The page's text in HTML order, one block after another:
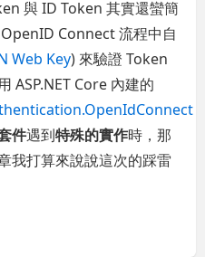
與 ID Token 其實還蠻簡
Connect 流程中自
Web Key) 來驗證 Token
ASP.NET Core 內建的
件遇到特殊的實作時，那
我打算來說說這次的踩雷